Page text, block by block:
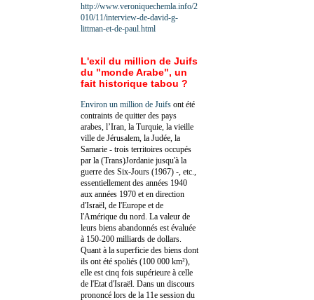
http://www.veroniquechemla.info/2
010/11/interview-de-david-g-
littman-et-de-paul.html
L'exil du million de Juifs
du "monde Arabe", un
fait historique tabou ?
Environ un million de Juifs ont été
contraints de quitter des pays
arabes, l’Iran, la Turquie, la vieille
ville de Jérusalem, la Judée, la
Samarie - trois territoires occupés
par la (Trans)Jordanie jusqu'à la
guerre des Six-Jours (1967) -, etc.,
essentiellement des années 1940
aux années 1970 et en direction
d'Israël, de l'Europe et de
l'Amérique du nord. La valeur de
leurs biens abandonnés est évaluée
à 150-200 milliards de dollars.
Quant à la superficie des biens dont
ils ont été spoliés (100 000 km²),
elle est cinq fois supérieure à celle
de l'Etat d'Israël. Dans un discours
prononcé lors de la 11e session du